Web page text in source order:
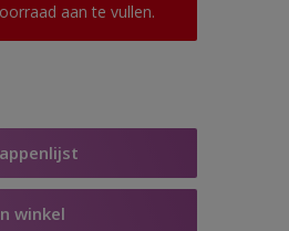
aan te vullen.
winkel